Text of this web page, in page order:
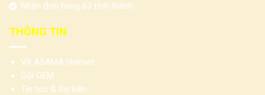
Nhận đơn hàng 63 tỉnh thành
THÔNG TIN
Về ASAMA Helmet
Gói OEM
Tin tức & Sự kiện